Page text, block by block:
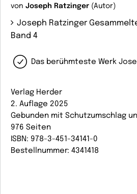
von Joseph Ratzinger (Autor)
Joseph Ratzinger
Band 4
Das berühmteste Werk
Verlag Herder
2. Auflage 2025
Gebunden mit Schutzumschlag
976 Seiten
ISBN: 978-3-451-34141-0
Bestellnummer: 4341418